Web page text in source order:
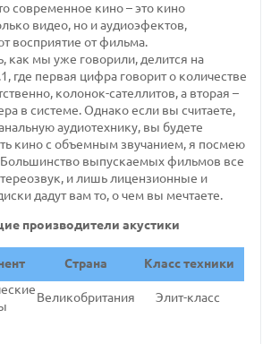
современное кино – это кино
видео, но и аудиоэфектов,
восприятие от фильма.
как мы уже говорили, делится на
где первая цифра говорит о количестве
колонок-сателлитов, а вторая –
в системе. Однако если вы считаете,
аудиотехнику, вы будете
кино с объемным звучанием, я посмею
Большинство выпускаемых фильмов все
и лишь лицензионные и
дадут вам то, о чем вы мечтаете.
производители акустики
Cтрана
Класс техники
Великобритания Элит-класс